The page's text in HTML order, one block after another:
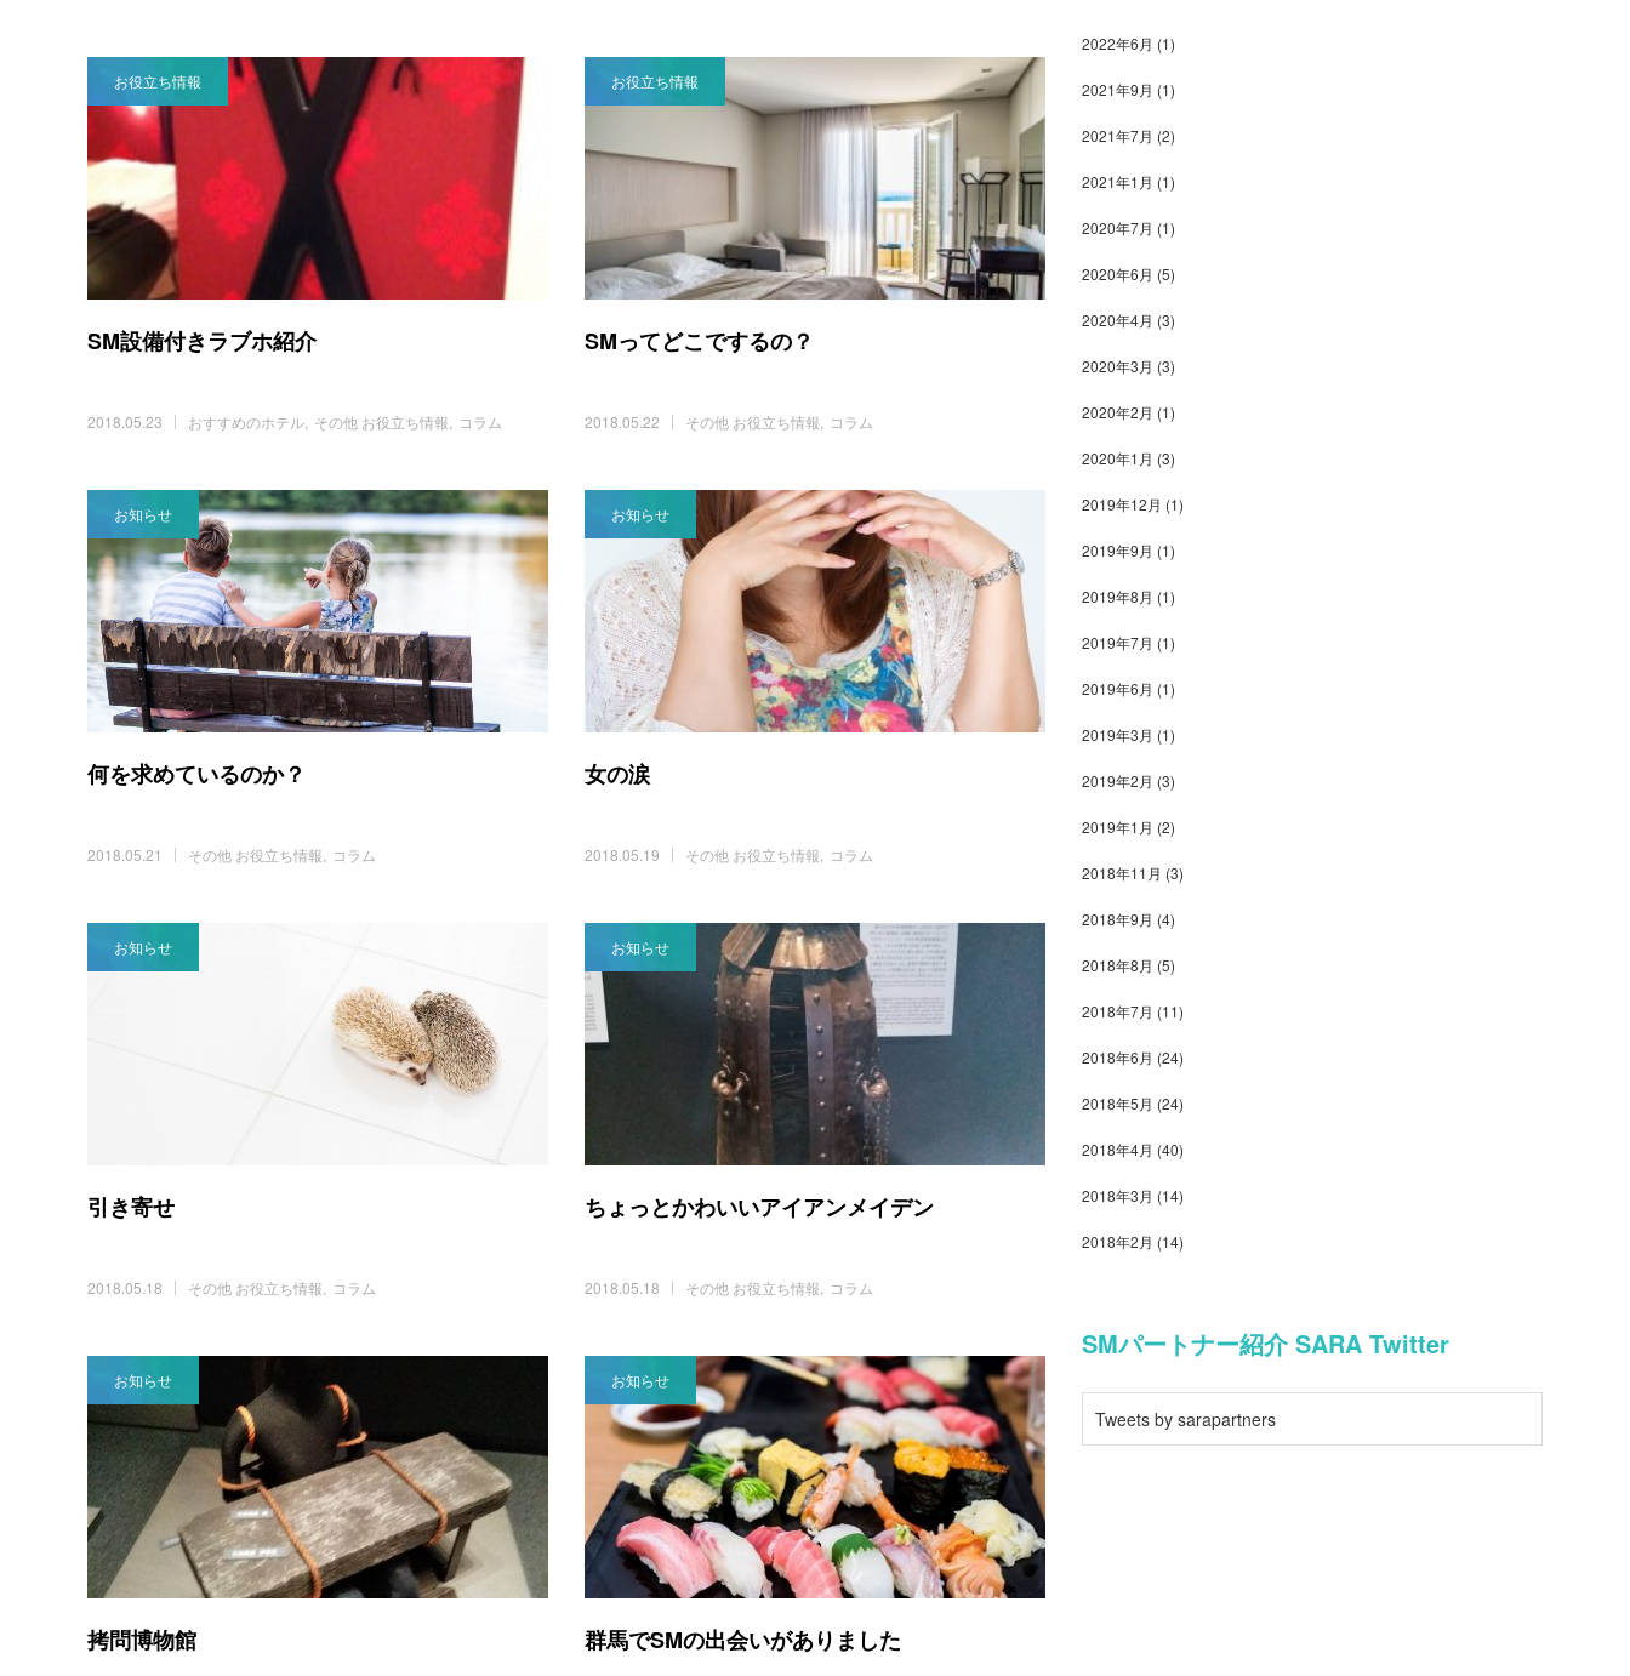
お役立ち情報
SM設備付きラブホ紹介
2018.05.23 おすすめのホテル その他 お役立ち情報 コラム
お役立ち情報
SMってどこでするの？
2018.05.22 その他 お役立ち情報 コラム
お知らせ
何を求めているのか？
2018.05.21 その他 お役立ち情報 コラム
お知らせ
女の涙
2018.05.19 その他 お役立ち情報 コラム
お知らせ
引き寄せ
2018.05.18 その他 お役立ち情報 コラム
お知らせ
ちょっとかわいいアイアンメイデン
2018.05.18 その他 お役立ち情報 コラム
お知らせ
拷問博物館
お知らせ
群馬でSMの出会いがありました
2022年6月 (1)
2021年9月 (1)
2021年7月 (2)
2021年1月 (1)
2020年7月 (1)
2020年6月 (5)
2020年4月 (3)
2020年3月 (3)
2020年2月 (1)
2020年1月 (3)
2019年12月 (1)
2019年9月 (1)
2019年8月 (1)
2019年7月 (1)
2019年6月 (1)
2019年3月 (1)
2019年2月 (3)
2019年1月 (2)
2018年11月 (3)
2018年9月 (4)
2018年8月 (5)
2018年7月 (11)
2018年6月 (24)
2018年5月 (24)
2018年4月 (40)
2018年3月 (14)
2018年2月 (14)
SMパートナー紹介 SARA Twitter
Tweets by sarapartners